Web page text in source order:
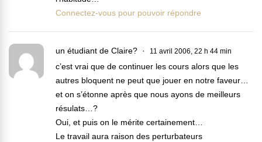
Connectez-vous pour pouvoir répondre
un étudiant de Claire? 11 avril 2006, 22 h 44 min
c’est vrai que de continuer les cours alors que les
autres bloquent ne peut que jouer en notre faveur…
et on s’étonne après que nous ayons de meilleurs
résulats…?
Oui, et puis on le mérite certainement…
Le travail aura raison des perturbateurs